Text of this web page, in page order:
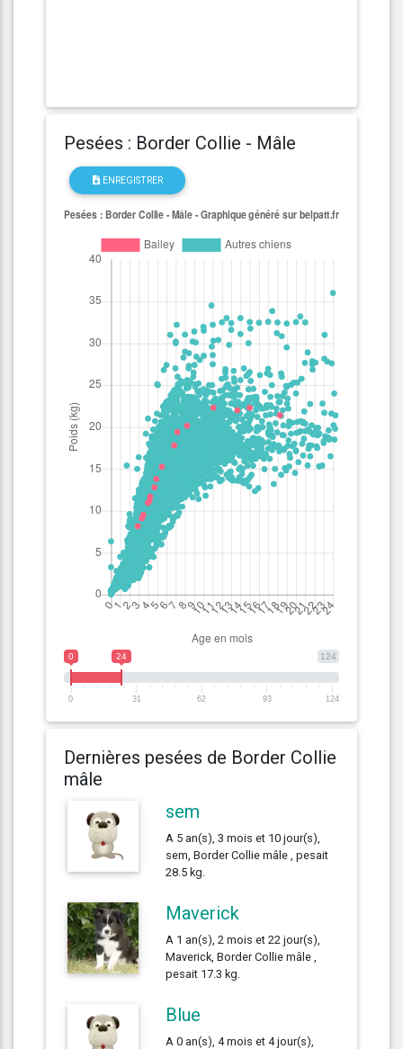
Pesées : Border Collie - Mâle
ENREGISTRER
124
0 24
0 31 62 93 124
Dernières pesées de Border Collie
mâle
sem
A 5 an(s), 3 mois et 10 jour(s),
sem, Border Collie mâle , pesait
28.5 kg.
Maverick
A 1 an(s), 2 mois et 22 jour(s),
Maverick, Border Collie mâle ,
pesait 17.3 kg.
Blue
A 0 an(s), 4 mois et 4 jour(s),